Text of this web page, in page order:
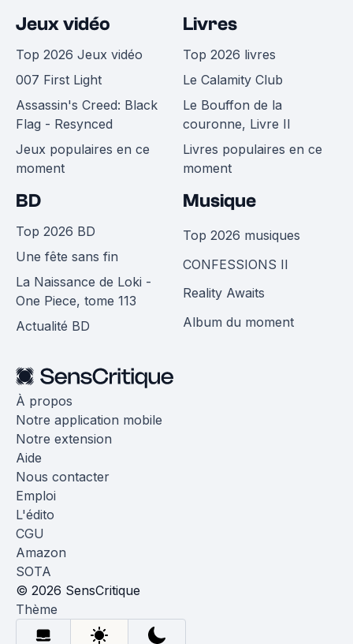
Jeux vidéo
Top 2026 Jeux vidéo
007 First Light
Assassin's Creed: Black
Flag - Resynced
Jeux populaires en ce
moment
Livres
Top 2026 livres
Le Calamity Club
Le Bouffon de la
couronne, Livre II
Livres populaires en ce
moment
BD
Top 2026 BD
Une fête sans fin
La Naissance de Loki -
One Piece, tome 113
Actualité BD
Musique
Top 2026 musiques
CONFESSIONS II
Reality Awaits
Album du moment
À propos
Notre application mobile
Notre extension
Aide
Nous contacter
Emploi
L'édito
CGU
Amazon
SOTA
© 2026 SensCritique
Thème